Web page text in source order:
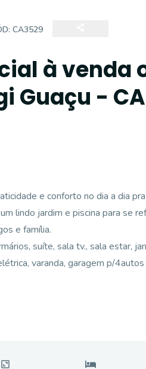
CA3529
à venda
Guaçu -
e conforto no dia a dia
lindo jardim e piscina para se
e família.
suíte, sala tv., sala estar,
varanda, garagem p/